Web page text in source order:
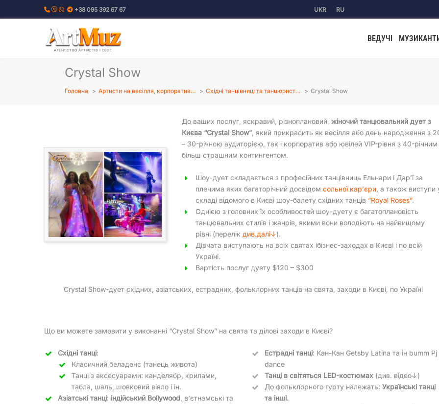
до
+38 095 392 67 67 UKR RU
АГЕНТСТВО АРТИСТІВ І СВЯТ
ВЕДУЧІ
Crystal Show
Головна Артисти на весілля, корпоратив… Східні танцівниці та танцюрист… Crystal Show
До ваших послуг, яскравий, різноплановий,жіночий танцювальний дует з
Києва “Crystal Show” , який прикрасить як весілля або день народження з
– 30-річною аудиторією, так і корпоратив або ювілей VIP-рівня з 40-річним
більш страшним контингентом.
Шоу-дует складається з професійних танцівниць Ельнари і Дар’ї за
плечима яких багаторічний досвідомсольної кар’єри , а також виступи
складі відомого в Києві шоу-балету східних танців “Royal Roses”.
Однією з головних їх особливостей шоу-дуету є багатоплановість
танцювальних стилів і жанрів, якими вони володіють на найвищому
рівні (перелікдив.далі↓).
Дівчата виступають на всіх святах ібізнес-заходах в Києві і по всій
Україні.
Вартість послуг дуету $120 – $300
Crystal Show-дует східних, азіатських, естрадних, фольклорних танців на свята, заходи в Києві, по Україні
Що ви можете замовити у виконанні “Crystal Show” на свята та ділові заходи в Києві?
Східні танці:
Класичний беладенс (танець живота)
Танці з аксесуарами: канделябр, крилами,
табла, шаль, шовковий віяло і ін.
Азіатські танці: індійський Bollywood , в’єтнамські та
Естрадні танці: Кан-Кан Getsby Latina та ін bumm Pj
dance
Танці в світяться LED-костюмах (див. відео↓)
До фольклорного гурту належать:Українські танці
та інші.